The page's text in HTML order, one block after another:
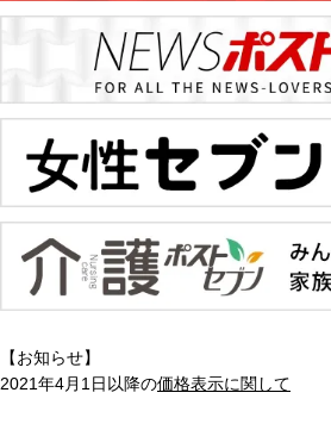
【お知らせ】
2021年4月1日以降の価格表示に関して